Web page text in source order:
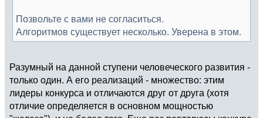
Позвольте с вами не согласиться.
Алгоритмов существует несколько. Уверена в этом.
Разумный на данной ступени человеческого развития -
только один. А его реализаций - множество: этим
лидеры конкурса и отличаются друг от друга (хотя
отличие определяется в основном мощностью